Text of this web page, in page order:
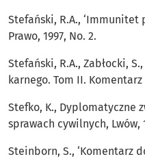
Stefański, R.A., ‘Immunitet
Prawo, 1997, No. 2.
Stefański, R.A., Zabłocki,
karnego. Tom II. Komentarz
Stefko, K., Dyplomatyczne
sprawach cywilnych, Lwów,
Steinborn, S., ‘Komentarz